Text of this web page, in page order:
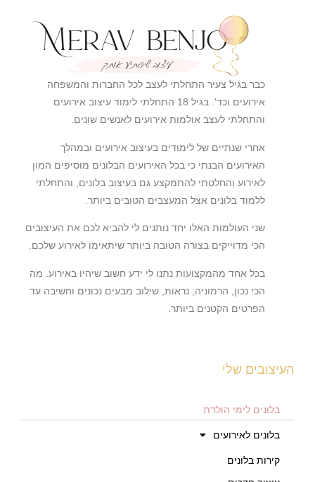
כבר בגיל צעיר התחלתי לעצב לכל החברות והמשפחה
אירועים וכד'. בגיל 18 התחלתי לימוד עיצוב אירועים
והתחלתי לעצב אולמות אירועים לאנשים שונים.
אחרי שנתיים של לימודים בעיצוב אירועים ובמהלך
האירועים הבנתי כי בכל האירועים הבלונים מוסיפים המון
לאירוע והחלטתי להתמקצע גם בעיצוב בלונים, והתחלתי
ללמוד בלונים אצל המעצבים הטובים ביותר.
שני העולמות האלו יחד נותנים לי להביא לכם את העיצובים
הכי מדוייקים בצורה הטובה ביותר שיתאימו לאירוע שלכם.
בכל אחד מהמקצועות נתנו לי ידע חשוב שיהיו באירוע. מה
הכי נכון, הרמוניה, נראות, שילוב מבעים נכונים וחשיבה עד
הפרטים הקטנים ביותר.
העיצובים שלי
בלונים לימי הולדת
בלונים לאירועים
קירות בלונים